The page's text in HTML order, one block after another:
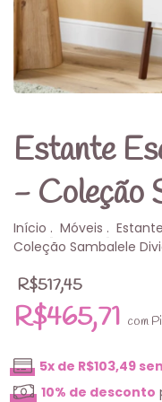
Estante
- Coleção
Início . Móveis .
Coleção Sambalele
R$517,45
R$465,71 com
5x de R$103,49
10% de desconto